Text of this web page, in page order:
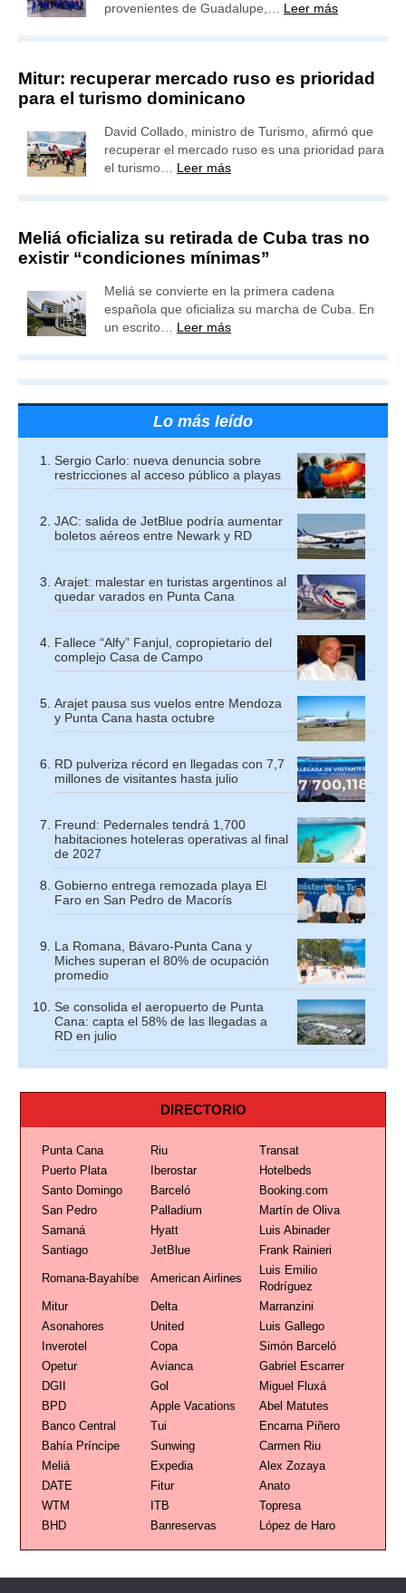
provenientes de Guadalupe,… Leer más
Mitur: recuperar mercado ruso es prioridad
para el turismo dominicano
David Collado, ministro de Turismo, afirmó que
recuperar el mercado ruso es una prioridad para
el turismo… Leer más
Meliá oficializa su retirada de Cuba tras no
existir “condiciones mínimas”
Meliá se convierte en la primera cadena
española que oficializa su marcha de Cuba. En
un escrito… Leer más
Lo más leído
Sergio Carlo: nueva denuncia sobre
restricciones al acceso público a playas
JAC: salida de JetBlue podría aumentar
boletos aéreos entre Newark y RD
Arajet: malestar en turistas argentinos al
quedar varados en Punta Cana
Fallece “Alfy” Fanjul, copropietario del
complejo Casa de Campo
Arajet pausa sus vuelos entre Mendoza
y Punta Cana hasta octubre
RD pulveriza récord en llegadas con 7,7
millones de visitantes hasta julio
Freund: Pedernales tendrá 1,700
habitaciones hoteleras operativas al final
de 2027
Gobierno entrega remozada playa El
Faro en San Pedro de Macorís
La Romana, Bávaro-Punta Cana y
Miches superan el 80% de ocupación
promedio
Se consolida el aeropuerto de Punta
Cana: capta el 58% de las llegadas a
RD en julio
DIRECTORIO
Punta Cana Riu
Transat
Puerto Plata
Iberostar
Hotelbeds
Santo Domingo
Barceló
Booking.com
San Pedro
Palladium
Martín de Oliva
Samaná
Hyatt
Luis Abinader
Santiago
JetBlue Frank Rainieri
Romana-Bayahíbe American Airlines
Luis Emilio
Rodríguez
Mitur
Delta
Marranzini
Asonahores
United
Luis Gallego
Inverotel
Copa
Simón Barceló
Opetur
Avianca
Gabriel Escarrer
DGII
Gol
Miguel Fluxá
BPD
Apple Vacations
Abel Matutes
Banco Central
Tui
Encarna Piñero
Bahía Príncipe
Sunwing
Carmen Riu
Meliá
Expedia
Alex Zozaya
DATE
Fitur
Anato
WTM
ITB
Topresa
BHD
Banreservas López de Haro